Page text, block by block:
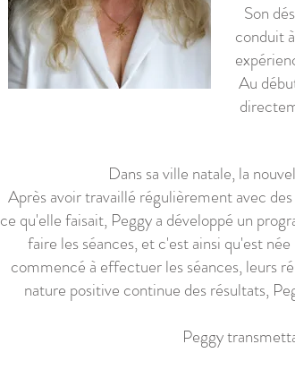
Son
conduit
Au
Dans sa ville natale, la
Après avoir travaillé régulièrement avec
ce qu'elle faisait, Peggy a développé un
faire les séances, et c'est ainsi qu'est
commencé à effectuer les séances, leurs
nature positive continue des résultats,
Peggy